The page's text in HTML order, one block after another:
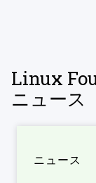
Linux
ニュース
ニュース